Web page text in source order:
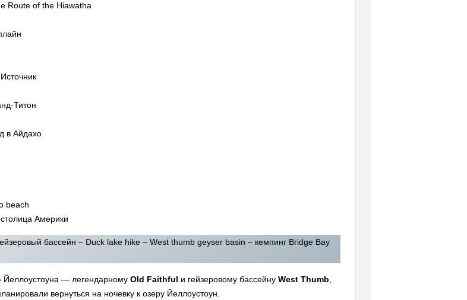
Route of the Hiawatha
Титон
в Айдахо
beach
Америки
бассейн – Duck lake hike – West thumb geyser basin – кемпинг Bridge Bay
Йеллоустоуна — легендарному Old Faithful и гейзеровому бассейну West Thumb,
вернуться на ночевку к озеру Йеллоустоун.